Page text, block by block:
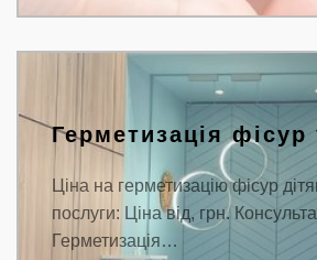
Герметизація фісур
Ціна на герметизацію фісур
послуги: Ціна від, грн.
Герметизація…